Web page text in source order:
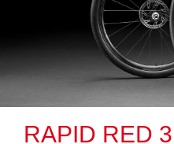
RAPID RED 3